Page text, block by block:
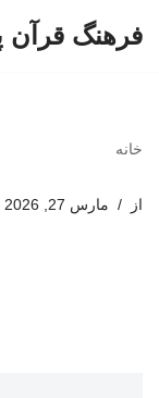
فرهنگ
خانه
از مارس 27, 2026